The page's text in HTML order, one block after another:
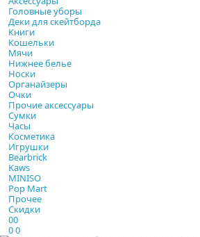
Головные уборы
Деки для скейтборда
Книги
Кошельки
Мячи
Нижнее белье
Носки
Органайзеры
Очки
Прочие аксессуары
Сумки
Часы
Косметика
Игрушки
Bearbrick
Kaws
MINISO
Pop Mart
Прочее
Скидки
00
00